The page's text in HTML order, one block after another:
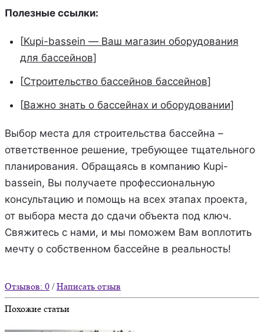
Полезные ссылки:
[Kupi-bassein — Ваш магазин оборудования
для бассейнов]
[Строительство бассейнов бассейнов]
[Важно знать о бассейнах и оборудовании]
Выбор места для строительства бассейна –
ответственное решение, требующее тщательного
планирования. Обращаясь в компанию Kupi-
bassein, Вы получаете профессиональную
консультацию и помощь на всех этапах проекта,
от выбора места до сдачи объекта под ключ.
Свяжитесь с нами, и мы поможем Вам воплотить
мечту о собственном бассейне в реальность!
Отзывов: 0 /Написать отзыв
Похожие статьи